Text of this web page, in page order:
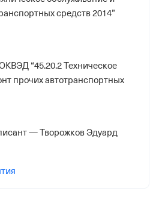
средств 2014”
“45.20.2 Техническое
прочих автотранспортных
— Творожков Эдуард